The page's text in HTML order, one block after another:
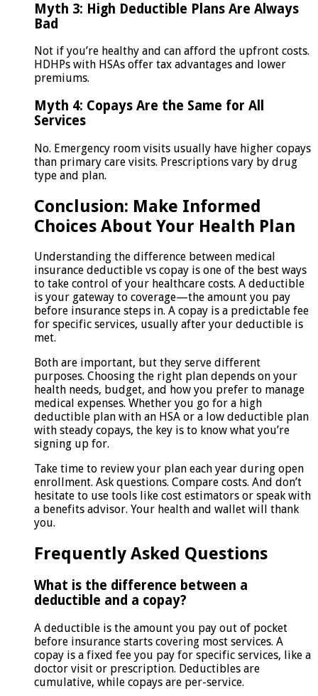
Myth 3: High Deductible Plans Are Always
Bad
Not if you’re healthy and can afford the upfront costs.
HDHPs with HSAs offer tax advantages and lower
premiums.
Myth 4: Copays Are the Same for All
Services
No. Emergency room visits usually have higher copays
than primary care visits. Prescriptions vary by drug
type and plan.
Conclusion: Make Informed
Choices About Your Health Plan
Understanding the difference between medical
insurance deductible vs copay is one of the best ways
to take control of your healthcare costs. A deductible
is your gateway to coverage—the amount you pay
before insurance steps in. A copay is a predictable fee
for specific services, usually after your deductible is
met.
Both are important, but they serve different
purposes. Choosing the right plan depends on your
health needs, budget, and how you prefer to manage
medical expenses. Whether you go for a high
deductible plan with an HSA or a low deductible plan
with steady copays, the key is to know what you’re
signing up for.
Take time to review your plan each year during open
enrollment. Ask questions. Compare costs. And don’t
hesitate to use tools like cost estimators or speak with
a benefits advisor. Your health and wallet will thank
you.
Frequently Asked Questions
What is the difference between a
deductible and a copay?
A deductible is the amount you pay out of pocket
before insurance starts covering most services. A
copay is a fixed fee you pay for specific services, like a
doctor visit or prescription. Deductibles are
cumulative, while copays are per-service.